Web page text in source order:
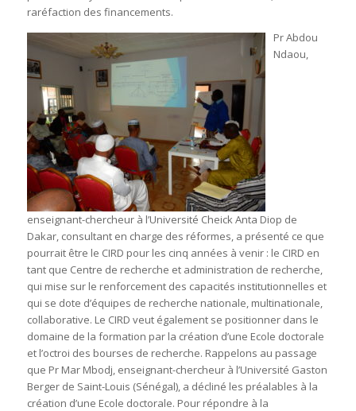
raréfaction des financements.
Pr Abdou
Ndaou,
enseignant-chercheur à l’Université Cheick Anta Diop de
Dakar, consultant en charge des réformes, a présenté ce que
pourrait être le CIRD pour les cinq années à venir : le CIRD en
tant que Centre de recherche et administration de recherche,
qui mise sur le renforcement des capacités institutionnelles et
qui se dote d’équipes de recherche nationale, multinationale,
collaborative. Le CIRD veut également se positionner dans le
domaine de la formation par la création d’une Ecole doctorale
et l’octroi des bourses de recherche. Rappelons au passage
que Pr Mar Mbodj, enseignant-chercheur à l’Université Gaston
Berger de Saint-Louis (Sénégal), a décliné les préalables à la
création d’une Ecole doctorale. Pour répondre à la